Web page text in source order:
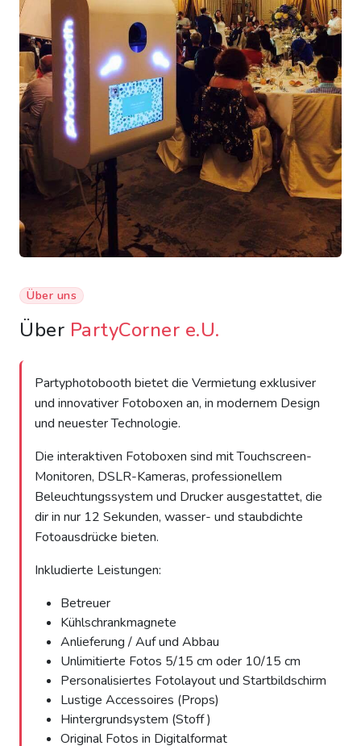
Über uns
Über PartyCorner e.U.
Partyphotobooth bietet die Vermietung exklusiver
und innovativer Fotoboxen an, in modernem Design
und neuester Technologie.
Die interaktiven Fotoboxen sind mit Touchscreen-
Monitoren, DSLR-Kameras, professionellem
Beleuchtungssystem und Drucker ausgestattet, die
dir in nur 12 Sekunden, wasser- und staubdichte
Fotoausdrücke bieten.
Inkludierte Leistungen:
Betreuer
Kühlschrankmagnete
Anlieferung / Auf und Abbau
Unlimitierte Fotos 5/15 cm oder 10/15 cm
Personalisiertes Fotolayout und Startbildschirm
Lustige Accessoires (Props)
Hintergrundsystem (Stoff )
Original Fotos in Digitalformat